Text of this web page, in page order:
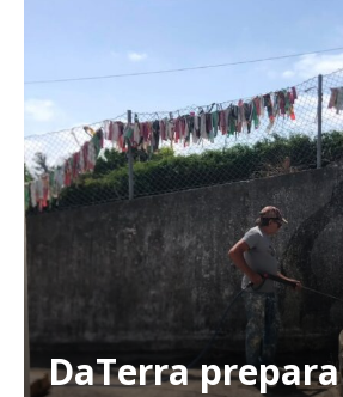
Planos de
Faça-se assinante do Região de Cister e ajude-
público!
Sendo assinante terá acesso a todos os
digitais.
Escolha o plano de assinatura
DaTerra